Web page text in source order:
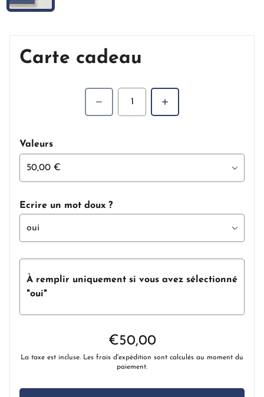
Carte cadeau
Valeurs
Ecrire un mot doux ?
À remplir uniquement si vous avez sélectionné
"oui"
Prix régulier
€50,00
La taxe est incluse. Les frais d'expédition sont calculés au moment du
paiement.